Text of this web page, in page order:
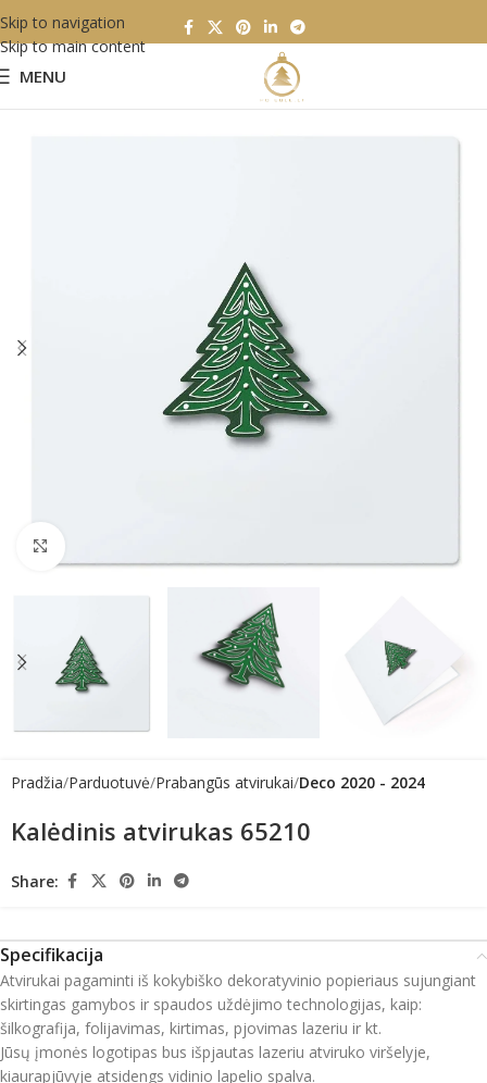
Skip to navigation
Skip to main content
MENU
Click to enlarge
Pradžia Parduotuvė Prabangūs atvirukai Deco 2020 - 2024
Kalėdinis atvirukas 65210
Share:
Specifikacija
Atvirukai pagaminti iš kokybiško dekoratyvinio popieriaus sujungiant
skirtingas gamybos ir spaudos uždėjimo technologijas, kaip:
šilkografija, folijavimas, kirtimas, pjovimas lazeriu ir kt.
Jūsų įmonės logotipas bus išpjautas lazeriu atviruko viršelyje,
kiaurapjūvyje atsidengs vidinio lapelio spalva.